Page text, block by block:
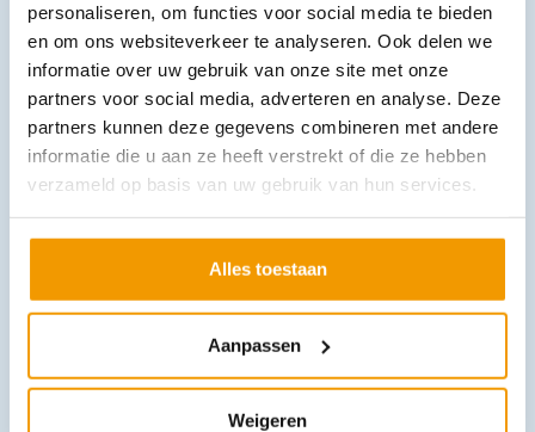
personaliseren, om functies voor social media te bieden
en om ons websiteverkeer te analyseren. Ook delen we
informatie over uw gebruik van onze site met onze
partners voor social media, adverteren en analyse. Deze
partners kunnen deze gegevens combineren met andere
informatie die u aan ze heeft verstrekt of die ze hebben
verzameld op basis van uw gebruik van hun services.
Alles toestaan
Aanpassen
Weigeren
Papierrol houder model PU-6000
57 excl. btw
In winkelwagen
Leverbaar